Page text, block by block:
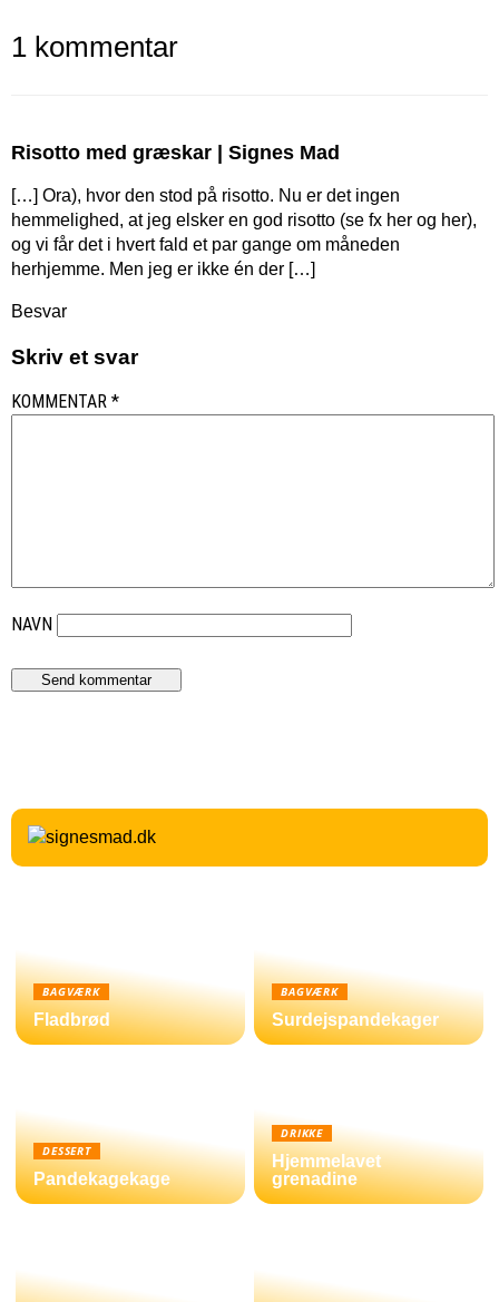
1 kommentar
Risotto med græskar | Signes Mad
[…] Ora), hvor den stod på risotto. Nu er det ingen
hemmelighed, at jeg elsker en god risotto (se fx her og her),
og vi får det i hvert fald et par gange om måneden
herhjemme. Men jeg er ikke én der […]
Besvar
Skriv et svar
KOMMENTAR *
NAVN
BAGVÆRK
Fladbrød
BAGVÆRK
Surdejspandekager
DESSERT
Pandekagekage
DRIKKE
Hjemmelavet
grenadine